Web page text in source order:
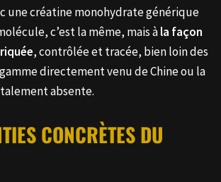
une créatine monohydrate générique
c’est la même, mais àla façon
, contrôlée et tracée, bien loin des
directement venu de Chine ou la
absente.
CONCRÈTES DU